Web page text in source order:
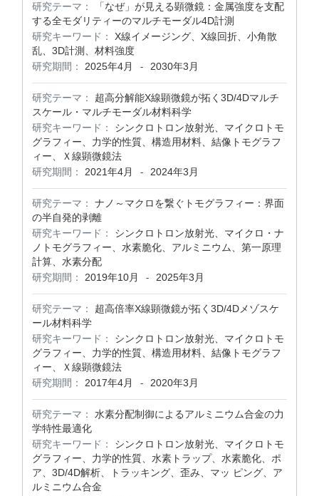
研究テーマ：
「なぜ」が見える顕微鏡：金属強度を支配
する全モダリティーのマルチモーダル4D計測
研究キーワード：
X線イメージング、X線回折、小角散
乱、3D計測、材料強度
研究期間：
2025年4月 - 2030年3月
研究テーマ：
超高分解能X線顕微鏡が拓く3D/4Dマルチ
スケール・マルチモーダル材料科学
研究キーワード：
シンクロトロン放射光、マイクロトモ
グラフィー、力学的性質、構造用材料、結像トモグラフ
ィー、Ｘ線顕微鏡法
研究期間：
2021年4月 - 2024年3月
研究テーマ：
ナノ～マクロを繋ぐトモグラフィー：界面
の半自発的剥離
研究キーワード：
シンクロトロン放射光、マイクロ・ナ
ノトモグラフィー、水素脆化、アルミニウム、第一原理
計算、水素分配
研究期間：
2019年10月 - 2025年3月
研究テーマ：
超高倍率X線顕微鏡が拓く3D/4Dメゾスケ
ール材料科学
研究キーワード：
シンクロトロン放射光、マイクロトモ
グラフィー、力学的性質、構造用材料、結像トモグラフ
ィー、Ｘ線顕微鏡法
研究期間：
2017年4月 - 2020年3月
研究テーマ：
水素分配制御によるアルミニウム合金の力
学特性最適化
研究キーワード：
シンクロトロン放射光、マイクロトモ
グラフィー、力学的性質、水素トラップ、水素脆化、ポ
ア、3D/4D解析、トラッキング、歪み、マッ ピング、ア
ルミニウム合金